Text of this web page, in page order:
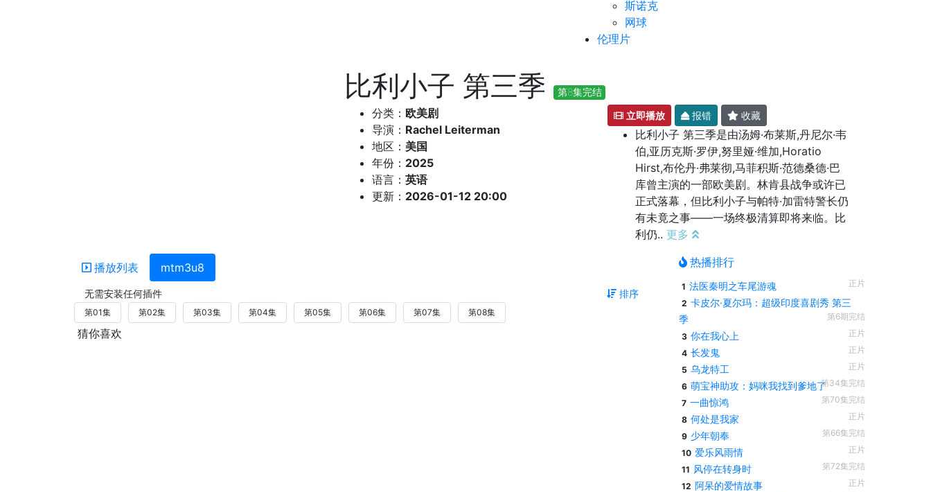
斯诺克
网球
伦理片
比利小子 第三季 第8集完结
分类： 欧美剧
导演： Rachel Leiterman
地区： 美国
年份： 2025
语言： 英语
更新： 2026-01-12 20:00
立即播放 报错 收藏
比利小子 第三季是由汤姆·布莱斯,丹尼尔·韦
伯,亚历克斯·罗伊,努里娅·维加,Horatio
Hirst,布伦丹·弗莱彻,马菲积斯·范德桑德·巴
库曾主演的一部欧美剧。林肯县战争或许已
正式落幕，但比利小子与帕特·加雷特警长仍
有未竟之事——一场终极清算即将来临。比
利仍.. 更多
播放列表 mtm3u8
无需安装任何插件 排序
第01集 第02集 第03集 第04集 第05集 第06集 第07集 第08集
猜你喜欢
热播排行
1 法医秦明之车尾游魂
正片
2 卡皮尔·夏尔玛：超级印度喜剧秀 第三
季
第6期完结
3 你在我心上
正片
4 长发鬼
正片
5 乌龙特工
正片
6 萌宝神助攻：妈咪我找到爹地了第34集完结
7 一曲惊鸿
第70集完结
8 何处是我家
正片
9 少年朝奉
第66集完结
10 爱乐风雨情
正片
11 风停在转身时
第72集完结
12 阿呆的爱情故事
正片